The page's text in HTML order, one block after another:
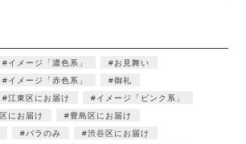
イメージ「濃色系」
お見舞い
イメージ「赤色系」
御礼
江東区にお届け
イメージ「ピンク系」
にお届け
豊島区にお届け
バラのみ
渋谷区にお届け